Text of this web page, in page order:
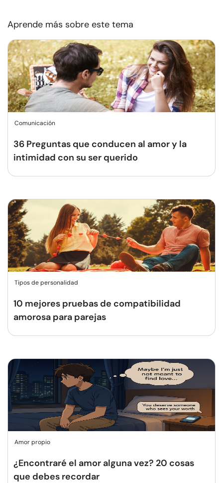
Aprende más sobre este tema
Comunicación
36 Preguntas que conducen al amor y la
intimidad con su ser querido
Tipos de personalidad
10 mejores pruebas de compatibilidad
amorosa para parejas
Amor propio
¿Encontraré el amor alguna vez? 20 cosas
que debes recordar